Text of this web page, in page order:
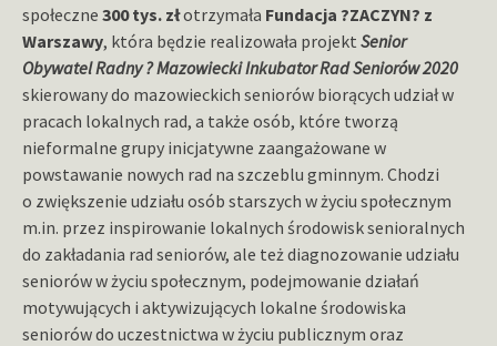
społeczne 300 tys. złotrzymała Fundacja ?ZACZYN? z
Warszawy, która będzie realizowała projekt Senior
Obywatel Radny ? Mazowiecki Inkubator Rad Seniorów 2020
skierowany do mazowieckich seniorów biorących udział w
pracach lokalnych rad, a także osób, które tworzą
nieformalne grupy inicjatywne zaangażowane w
powstawanie nowych rad na szczeblu gminnym. Chodzi
o zwiększenie udziału osób starszych w życiu społecznym
m.in. przez inspirowanie lokalnych środowisk senioralnych
do zakładania rad seniorów, ale też diagnozowanie udziału
seniorów w życiu społecznym, podejmowanie działań
motywujących i aktywizujących lokalne środowiska
seniorów do uczestnictwa w życiu publicznym oraz